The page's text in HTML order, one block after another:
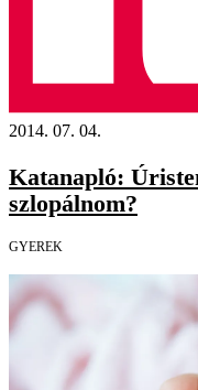
2014. 07. 04.
Katanapló:
szlopálnom?
GYEREK